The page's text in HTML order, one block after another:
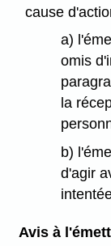
cause
a)
omis
la
b)
d'agir
Avis à